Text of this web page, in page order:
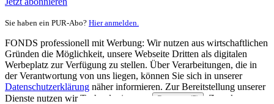
Sie haben ein PUR-Abo? Hier anmelden.
FONDS professionell mit Werbung: Wir nutzen aus wirtschaftlichen
Gründen die Möglichkeit, unsere Webseite Dritten als digitalen
Werbeplatz zur Verfügung zu stellen. Über Verarbeitungen, die in
der Verantwortung von uns liegen, können Sie sich in unserer
Datenschutzerklärung näher informieren. Zur Bereitstellung unserer
Dienste nutzen wir Technologien von
Partnern (5)
. Zwecke: